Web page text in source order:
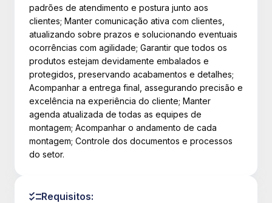
padrões de atendimento e postura junto aos
clientes; Manter comunicação ativa com clientes,
atualizando sobre prazos e solucionando eventuais
ocorrências com agilidade; Garantir que todos os
produtos estejam devidamente embalados e
protegidos, preservando acabamentos e detalhes;
Acompanhar a entrega final, assegurando precisão e
excelência na experiência do cliente; Manter
agenda atualizada de todas as equipes de
montagem; Acompanhar o andamento de cada
montagem; Controle dos documentos e processos
do setor.
Requisitos: